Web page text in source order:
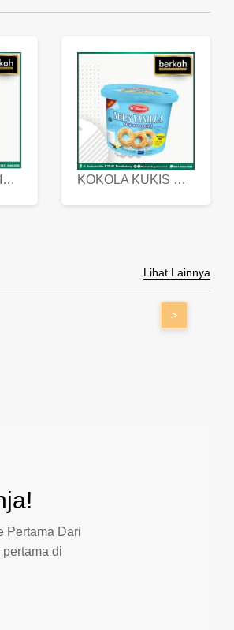
UBM CORONATION ASSORTED BISKUIT KALENG 450 GRAM KOKOLA KUKIS HYGIENIC MILK VANILLA PACK 320 GR
Lihat Lainnya
>
Pertama Dari
di